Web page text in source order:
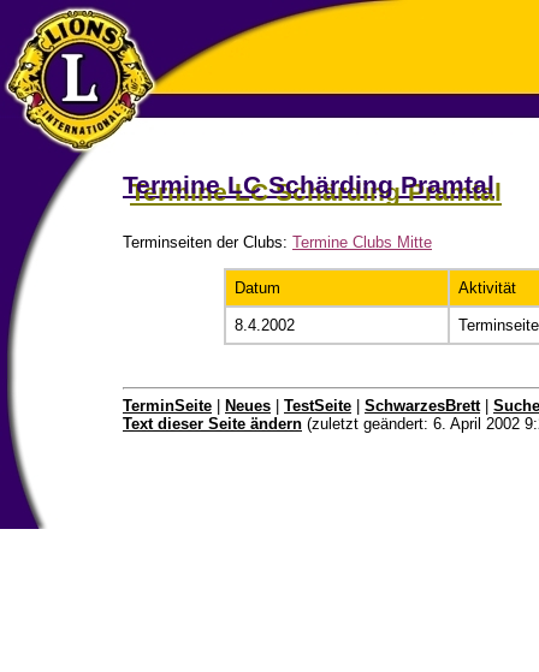
Termine LC Schärding Pramtal
Terminseiten der Clubs: Termine Clubs Mitte
Datum Aktivität
8.4.2002
TerminSeite Neues TestSeite SchwarzesBrett|
Text dieser Seite ändern (zuletzt geändert: 6. April 2002